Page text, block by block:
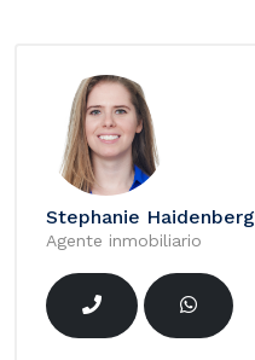
Stephanie Haidenberg
Agente inmobiliario